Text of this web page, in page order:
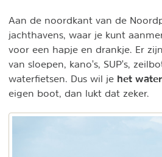
Aan de noordkant van de
jachthavens, waar je kunt
voor een hapje en drankje. Er
van sloepen, kano's, SUP's,
waterfietsen. Dus wil je het
eigen boot, dan lukt dat zeker.